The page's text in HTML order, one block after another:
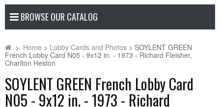
BROWSE OUR CATALOG
> Home > Lobby Cards and Photos > SOYLENT GREEN
French Lobby Card N05 - 9x12 in. - 1973 - Richard Fleisher,
Charlton Heston
SOYLENT GREEN French Lobby Card
N05 - 9x12 in. - 1973 - Richard